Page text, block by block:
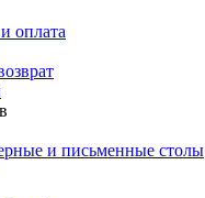
оплата
и письменные столы